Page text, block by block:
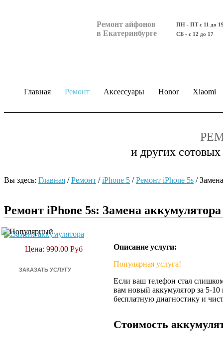
Ремонт айфонов
в Екатеринбурге
ПН - ПТ с 11 до
СБ - с 12 до 17
Главная Ремонт Аксессуары Honor Xiaomi
и других
Вы здесь: Главная /Ремонт /iPhone 5 /Ремонт iPhone 5s /
Ремонт iPhone 5s: Замена аккумулятора
Цена: 990.00 Руб
Описание услуги:
Популярная услуга!
Если ваш телефон стал
вам новый аккумулятор за 5-
бесплатную диагностику и
Стоимость